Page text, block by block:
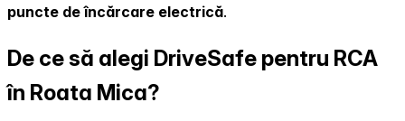
puncte de încărcare electrică.
De ce să alegi DriveSafe pentru RCA
în Roata Mica?